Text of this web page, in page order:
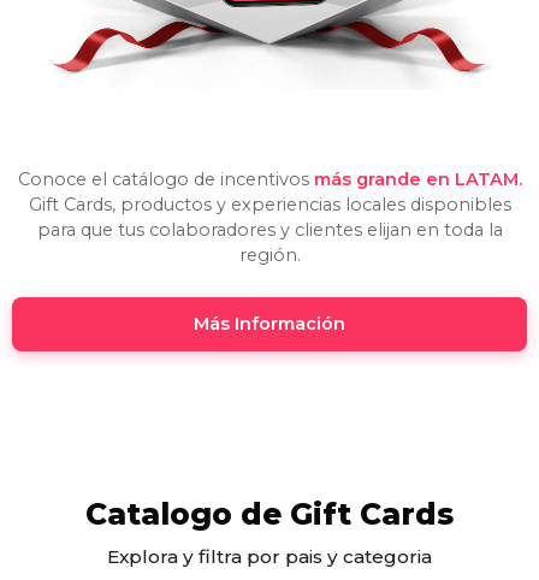
Conoce el catálogo de incentivos más grande en LATAM.
Gift Cards, productos y experiencias locales disponibles
para que tus colaboradores y clientes elijan en toda la
región.
Más Información
Catalogo de Gift Cards
Explora y filtra por pais y categoria